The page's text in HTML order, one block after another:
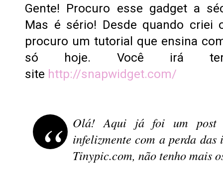
Gente! Procuro esse gadget a
Mas é sério! Desde quando
procuro um tutorial que ensina
só hoje. Você irá ter
site http://snapwidget.com/
Olá! Aqui já foi um post
infelizmente com a perda das
Tinypic.com, não tenho mais